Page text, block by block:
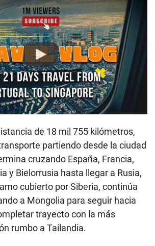
Play
de 18 mil 755 kilómetros,
partiendo desde la ciudad
cruzando España, Francia,
y Bielorrusia hasta llegar a Rusia,
cubierto por Siberia, continúa
a Mongolia para seguir hacia
trayecto con la más
rumbo a Tailandia.